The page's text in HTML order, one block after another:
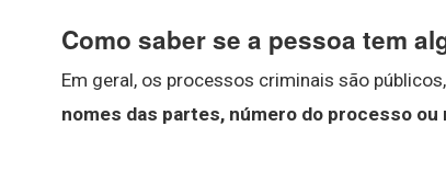
Como saber se a pessoa tem
Em geral, os processos criminais são
nomes das partes, número do processo